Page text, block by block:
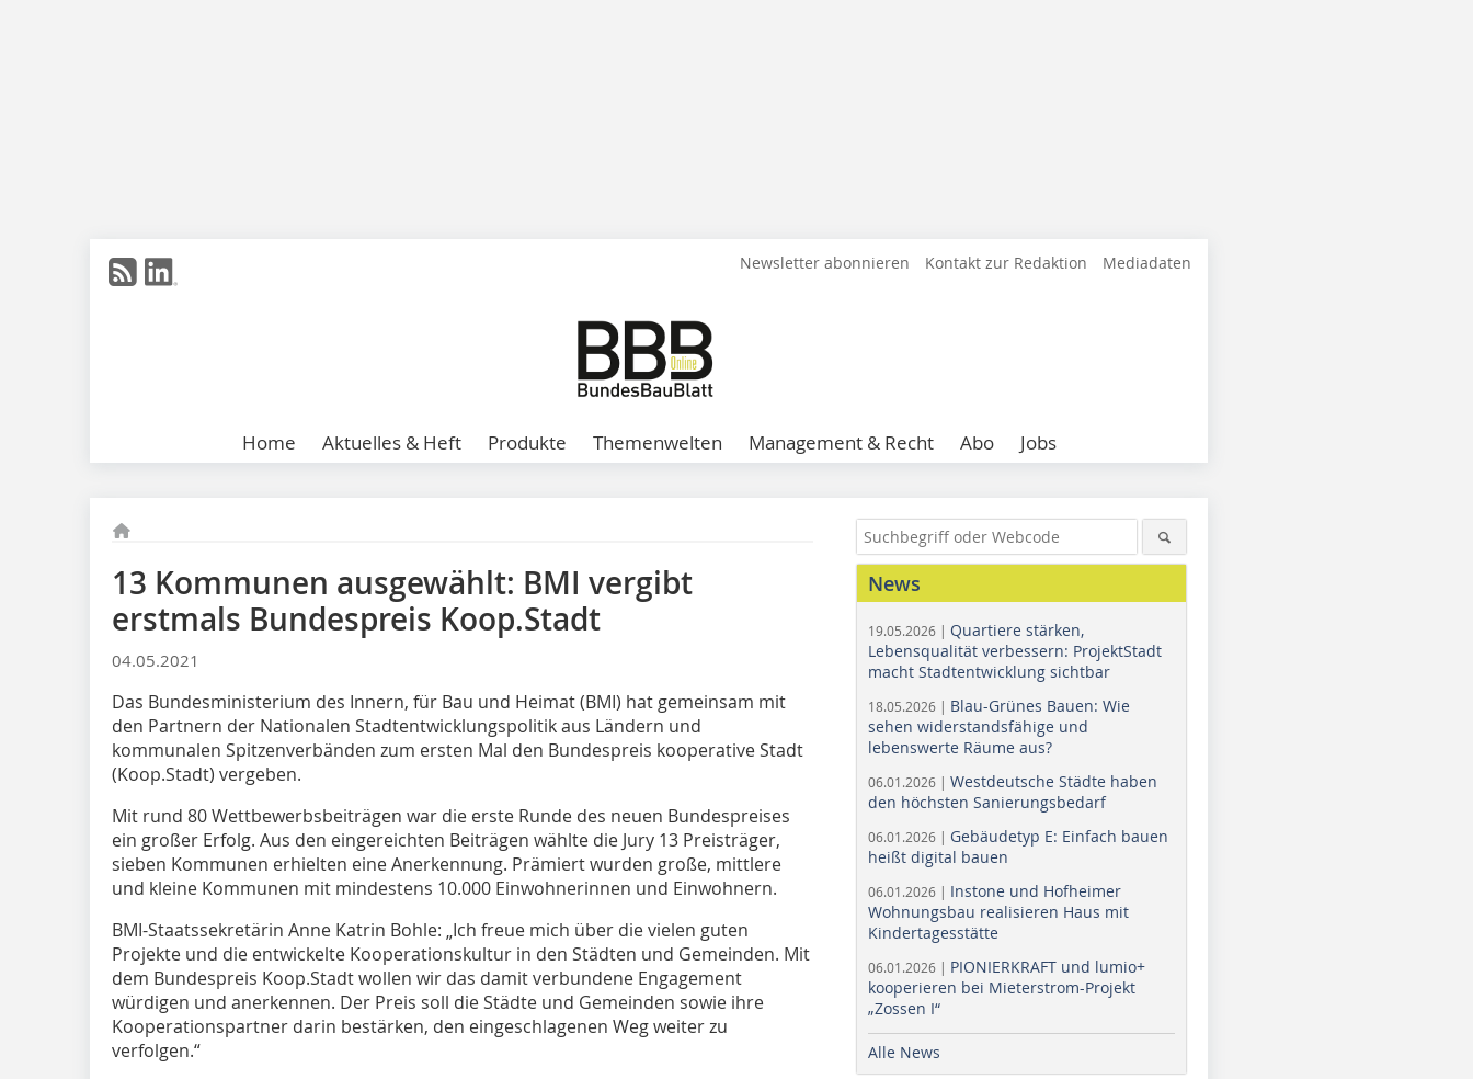
Newsletter abonnieren Kontakt zur Redaktion Mediadaten
Home Aktuelles & Heft Produkte Themenwelten Management & Recht Abo Jobs
13 Kommunen ausgewählt: BMI vergibt
erstmals Bundespreis Koop.Stadt
04.05.2021
Das Bundesministerium des Innern, für Bau und Heimat (BMI) hat gemeinsam mit
den Partnern der Nationalen Stadtentwicklungspolitik aus Ländern und
kommunalen Spitzenverbänden zum ersten Mal den Bundespreis kooperative Stadt
(Koop.Stadt) vergeben.
Mit rund 80 Wettbewerbsbeiträgen war die erste Runde des neuen Bundespreises
ein großer Erfolg. Aus den eingereichten Beiträgen wählte die Jury 13 Preisträger,
sieben Kommunen erhielten eine Anerkennung. Prämiert wurden große, mittlere
und kleine Kommunen mit mindestens 10.000 Einwohnerinnen und Einwohnern.
BMI-Staatssekretärin Anne Katrin Bohle: „Ich freue mich über die vielen guten
Projekte und die entwickelte Kooperationskultur in den Städten und Gemeinden. Mit
dem Bundespreis Koop.Stadt wollen wir das damit verbundene Engagement
würdigen und anerkennen. Der Preis soll die Städte und Gemeinden sowie ihre
Kooperationspartner darin bestärken, den eingeschlagenen Weg weiter zu
verfolgen.“
News
19.05.2026 | Quartiere stärken,
Lebensqualität verbessern: ProjektStadt
macht Stadtentwicklung sichtbar
18.05.2026 | Blau-Grünes Bauen: Wie
sehen widerstandsfähige und
lebenswerte Räume aus?
06.01.2026 | Westdeutsche Städte haben
den höchsten Sanierungsbedarf
06.01.2026 | Gebäudetyp E: Einfach bauen
heißt digital bauen
06.01.2026 | Instone und Hofheimer
Wohnungsbau realisieren Haus mit
Kindertagesstätte
06.01.2026 | PIONIERKRAFT und lumio+
kooperieren bei Mieterstrom-Projekt
„Zossen I“
Alle News